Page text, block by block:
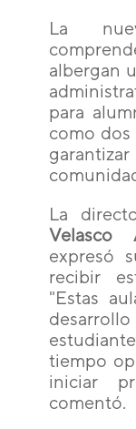
La
albergan
para
como dos
La
Velasco
expresó
recibir
"Estas
tiempo
iniciar
comentó.